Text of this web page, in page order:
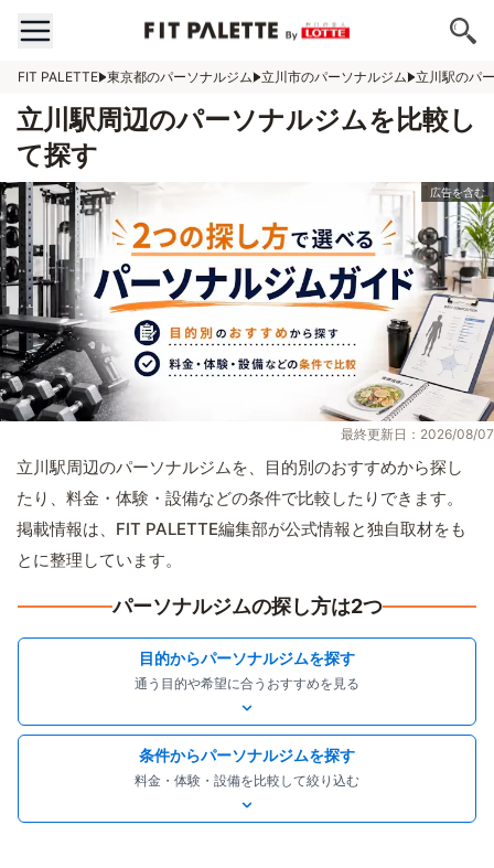
FIT PALETTE 東京都のパーソナルジム 立川市のパーソナルジム 立川駅のパ
立川駅周辺のパーソナルジムを比較し
て探す
最終更新日：2026/08/07
立川駅周辺のパーソナルジムを、目的別のおすすめから探し
たり、料金・体験・設備などの条件で比較したりできます。
掲載情報は、FIT PALETTE編集部が公式情報と独自取材をも
とに整理しています。
パーソナルジムの探し方は2つ
目的からパーソナルジムを探す
通う目的や希望に合うおすすめを見る
条件からパーソナルジムを探す
料金・体験・設備を比較して絞り込む